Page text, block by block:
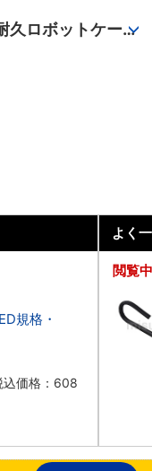
久ロボットケーブ
規格・
込価格： 608
よく
閲覧